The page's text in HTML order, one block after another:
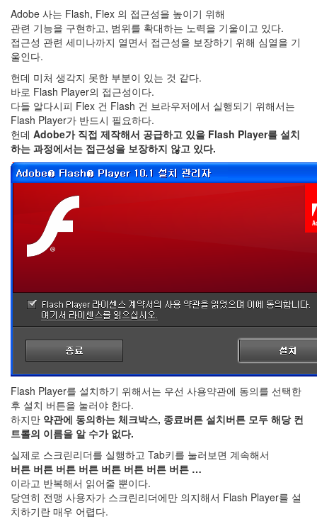
Adobe 사는 Flash, Flex 의 접근성을 높이기 위해
관련 기능을 구현하고, 범위를 확대하는 노력을 기울이고 있다.
접근성 관련 세미나까지 열면서 접근성을 보장하기 위해 심열을 기
울인다.
헌데 미처 생각지 못한 부분이 있는 것 같다.
바로 Flash Player의 접근성이다.
다들 알다시피 Flex 건 Flash 건 브라우저에서 실행되기 위해서는
Flash Player가 반드시 필요하다.
헌데 Adobe가 직접 제작해서 공급하고 있을 Flash Player를 설치
하는 과정에서는 접근성을 보장하지 않고 있다.
Flash Player를 설치하기 위해서는 우선 사용약관에 동의를 선택한
후 설치 버튼을 눌러야 한다.
하지만 약관에 동의하는 체크박스, 종료버튼 설치버튼 모두 해당 컨
트롤의 이름을 알 수가 없다.
실제로 스크린리더를 실행하고 Tab키를 눌러보면 계속해서
버튼 버튼 버튼 버튼 버튼 버튼 버튼 버튼 …
이라고 반복해서 읽어줄 뿐이다.
당연히 전맹 사용자가 스크린리더에만 의지해서 Flash Player를 설
치하기란 매우 어렵다.